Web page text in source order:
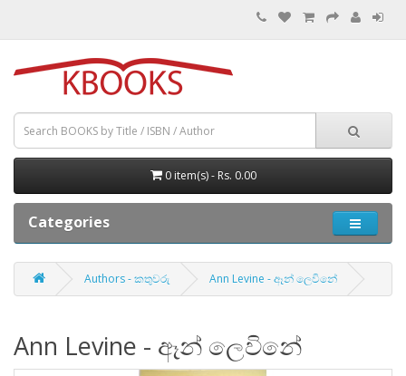
0 item(s) - Rs. 0.00
Categories
Authors - කතුවරු Ann Levine - ඈන් ලෙවිනේ
Ann Levine - ඈන් ලෙවිනේ